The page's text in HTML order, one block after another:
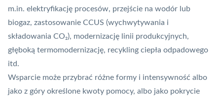
m.in. elektryfikację procesów, przejście na wodór lub
biogaz, zastosowanie CCUS (wychwytywania i
składowania CO₂), modernizację linii produkcyjnych,
głęboką termomodernizację, recykling ciepła odpadowego
itd.
Wsparcie może przybrać różne formy i intensywność albo
jako z góry określone kwoty pomocy, albo jako pokrycie